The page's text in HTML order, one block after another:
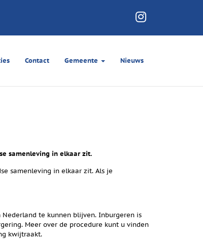
Contact Gemeente Nieuws
samenleving in elkaar zit.
samenleving in elkaar zit. Als je
te kunnen blijven. Inburgeren is
Meer over de procedure kunt u vinden
kwijtraakt.